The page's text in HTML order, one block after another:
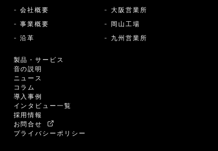
- 会社概要
- 事業概要
- 沿革
製品・サービス
音の説明
ニュース
コラム
導入事例
インタビュー一覧
採用情報
お問合せ
プライバシーポリシー
- 大阪営業所
- 岡山工場
- 九州営業所